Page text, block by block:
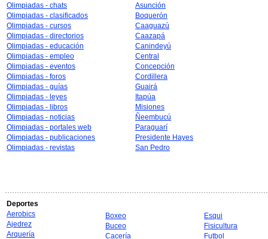
Olimpiadas - chats
Olimpiadas - clasificados
Olimpiadas - cursos
Olimpiadas - directorios
Olimpiadas - educación
Olimpiadas - empleo
Olimpiadas - eventos
Olimpiadas - foros
Olimpiadas - guías
Olimpiadas - leyes
Olimpiadas - libros
Olimpiadas - noticias
Olimpiadas - portales web
Olimpiadas - publicaciones
Olimpiadas - revistas
Asunción
Boquerón
Caaguazú
Caazapá
Canindeyú
Central
Concepción
Cordillera
Guairá
Itapúa
Misiones
Ñeembucú
Paraguarí
Presidente Hayes
San Pedro
Deportes
Aerobics
Ajedrez
Arquería
Boxeo
Buceo
Cacería
Esqui
Fisicultura
Futbol